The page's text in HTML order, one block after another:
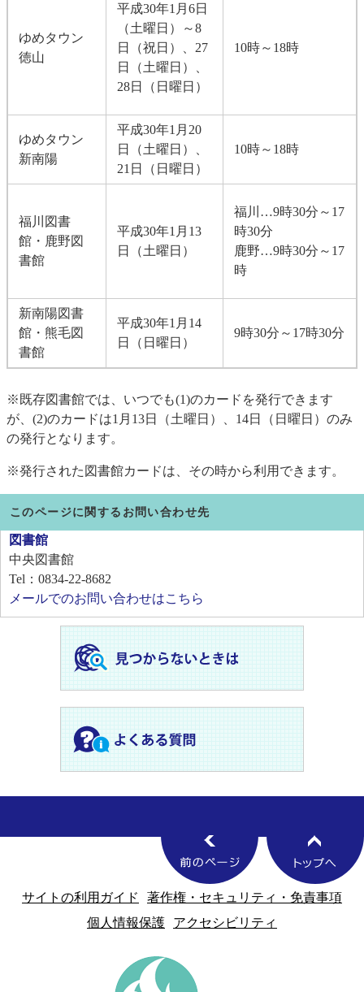
ゆめタウン
徳山
平成30年1月6日
（土曜日）～8
日（祝日）、27
日（土曜日）、
28日（日曜日）
10時～18時
ゆめタウン
新南陽
平成30年1月20
日（土曜日）、
21日（日曜日）
10時～18時
福川図書
館・鹿野図
書館
平成30年1月13
日（土曜日）
福川…9時30分～17
時30分
鹿野…9時30分～17
時
新南陽図書
館・熊毛図
書館
平成30年1月14
日（日曜日）
9時30分～17時30分
※既存図書館では、いつでも(1)のカードを発行できます
が、(2)のカードは1月13日（土曜日）、14日（日曜日）のみ
の発行となります。
※発行された図書館カードは、その時から利用できます。
このページに関するお問い合わせ先
図書館
中央図書館
Tel：0834-22-8682
メールでのお問い合わせはこちら
サイトの利用ガイド
著作権・セキュリティ・免責事項
個人情報保護
アクセシビリティ